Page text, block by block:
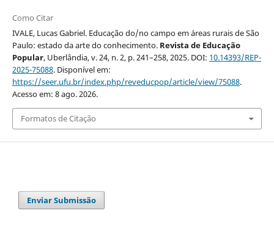
Como Citar
IVALE, Lucas Gabriel. Educação do/no campo em áreas rurais de São
Paulo: estado da arte do conhecimento. Revista de Educação
Popular, Uberlândia, v. 24, n. 2, p. 241–258, 2025. DOI: 10.14393/REP-
2025-75088. Disponível em:
https://seer.ufu.br/index.php/reveducpop/article/view/75088.
Acesso em: 8 ago. 2026.
Formatos de Citação
Enviar Submissão